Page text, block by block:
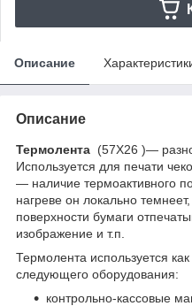
Описание
Описание
Термолента (57Х26 )—
Используется для печати
— наличие термоактивного
нагреве он локально
поверхности бумаги
изображение и т.п.
Термолента используется
следующего оборудования:
контрольно-кассовые